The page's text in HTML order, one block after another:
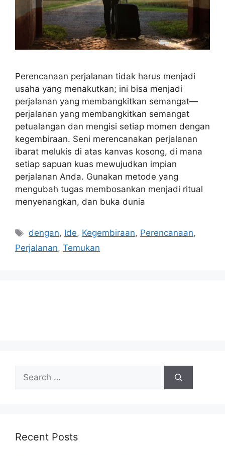
Perencanaan perjalanan tidak harus menjadi
usaha yang menakutkan; ini bisa menjadi
perjalanan yang membangkitkan semangat—
perjalanan yang membangkitkan semangat
petualangan dan mengisi setiap momen dengan
kegembiraan. Seni merencanakan perjalanan
ibarat melukis di atas kanvas kosong, di mana
setiap sapuan kuas mewujudkan impian
perjalanan Anda. Gunakan metode yang
mengubah tugas membosankan menjadi ritual
menyenangkan, dan buka dunia
Tags
dengan, Ide, Kegembiraan, Perencanaan,
Perjalanan, Temukan
Search
for:
Recent Posts